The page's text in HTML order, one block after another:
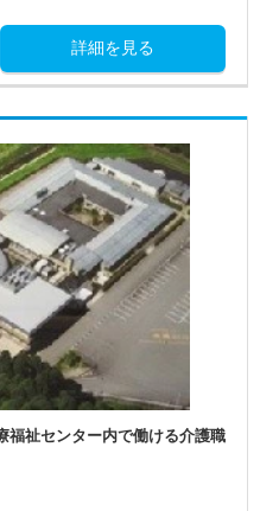
詳細を見る
福祉センター内で働ける介護職